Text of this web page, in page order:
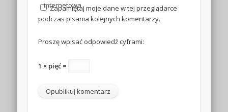
internetowa
Zapamiętaj moje dane w tej przeglądarce
podczas pisania kolejnych komentarzy.
Proszę wpisać odpowiedź cyframi:
1 × pięć =